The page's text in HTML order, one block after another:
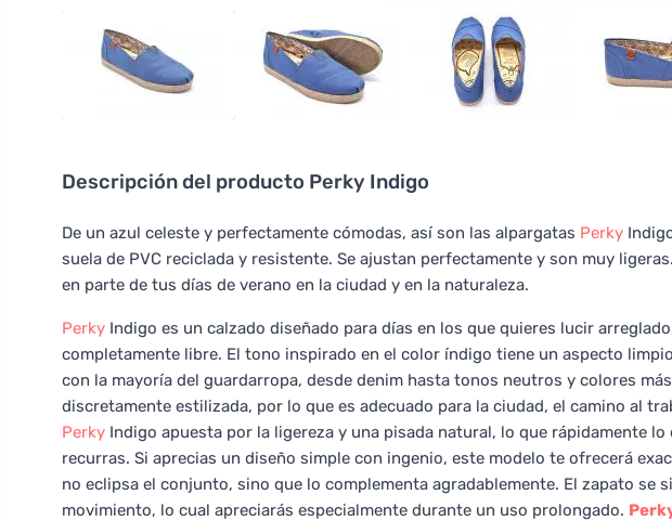
Descripción del producto Perky Indigo
De un azul celeste y perfectamente cómodas, así son las alpargatas Perky
suela de PVC reciclada y resistente. Se ajustan perfectamente y son muy
en parte de tus días de verano en la ciudad y en la naturaleza.
Perky Indigo es un calzado diseñado para días en los que quieres lucir
completamente libre. El tono inspirado en el color índigo tiene un aspecto
con la mayoría del guardarropa, desde denim hasta tonos neutros y colores
discretamente estilizada, por lo que es adecuado para la ciudad, el camino al
Perky Indigo apuesta por la ligereza y una pisada natural, lo que rápidamente
recurras. Si aprecias un diseño simple con ingenio, este modelo te ofrecerá
no eclipsa el conjunto, sino que lo complementa agradablemente. El zapato se
movimiento, lo cual apreciarás especialmente durante un uso prolongado.